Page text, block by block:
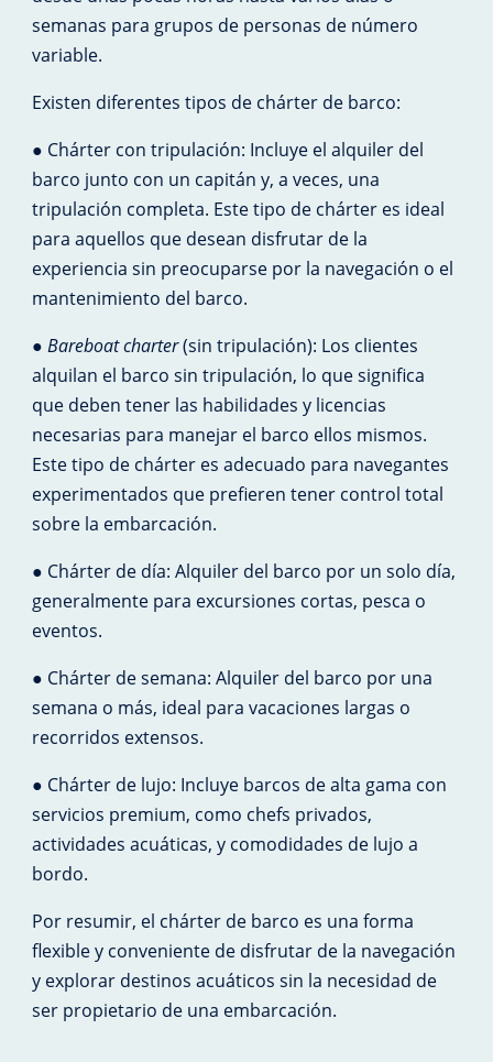
semanas para grupos de personas de número
variable.
Existen diferentes tipos de chárter de barco:
● Chárter con tripulación: Incluye el alquiler del
barco junto con un capitán y, a veces, una
tripulación completa. Este tipo de chárter es ideal
para aquellos que desean disfrutar de la
experiencia sin preocuparse por la navegación o el
mantenimiento del barco.
●Bareboat charter(sin tripulación): Los clientes
alquilan el barco sin tripulación, lo que significa
que deben tener las habilidades y licencias
necesarias para manejar el barco ellos mismos.
Este tipo de chárter es adecuado para navegantes
experimentados que prefieren tener control total
sobre la embarcación.
● Chárter de día: Alquiler del barco por un solo día,
generalmente para excursiones cortas, pesca o
eventos.
● Chárter de semana: Alquiler del barco por una
semana o más, ideal para vacaciones largas o
recorridos extensos.
● Chárter de lujo: Incluye barcos de alta gama con
servicios premium, como chefs privados,
actividades acuáticas, y comodidades de lujo a
bordo.
Por resumir, el chárter de barco es una forma
flexible y conveniente de disfrutar de la navegación
y explorar destinos acuáticos sin la necesidad de
ser propietario de una embarcación.